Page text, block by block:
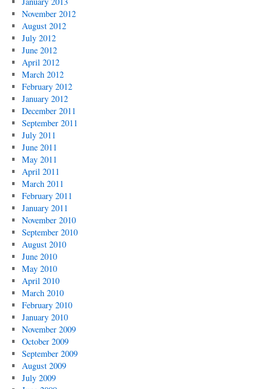
November 2012
August 2012
July 2012
June 2012
April 2012
March 2012
February 2012
January 2012
December 2011
September 2011
July 2011
June 2011
May 2011
April 2011
March 2011
February 2011
January 2011
November 2010
September 2010
August 2010
June 2010
May 2010
April 2010
March 2010
February 2010
January 2010
November 2009
October 2009
September 2009
August 2009
July 2009